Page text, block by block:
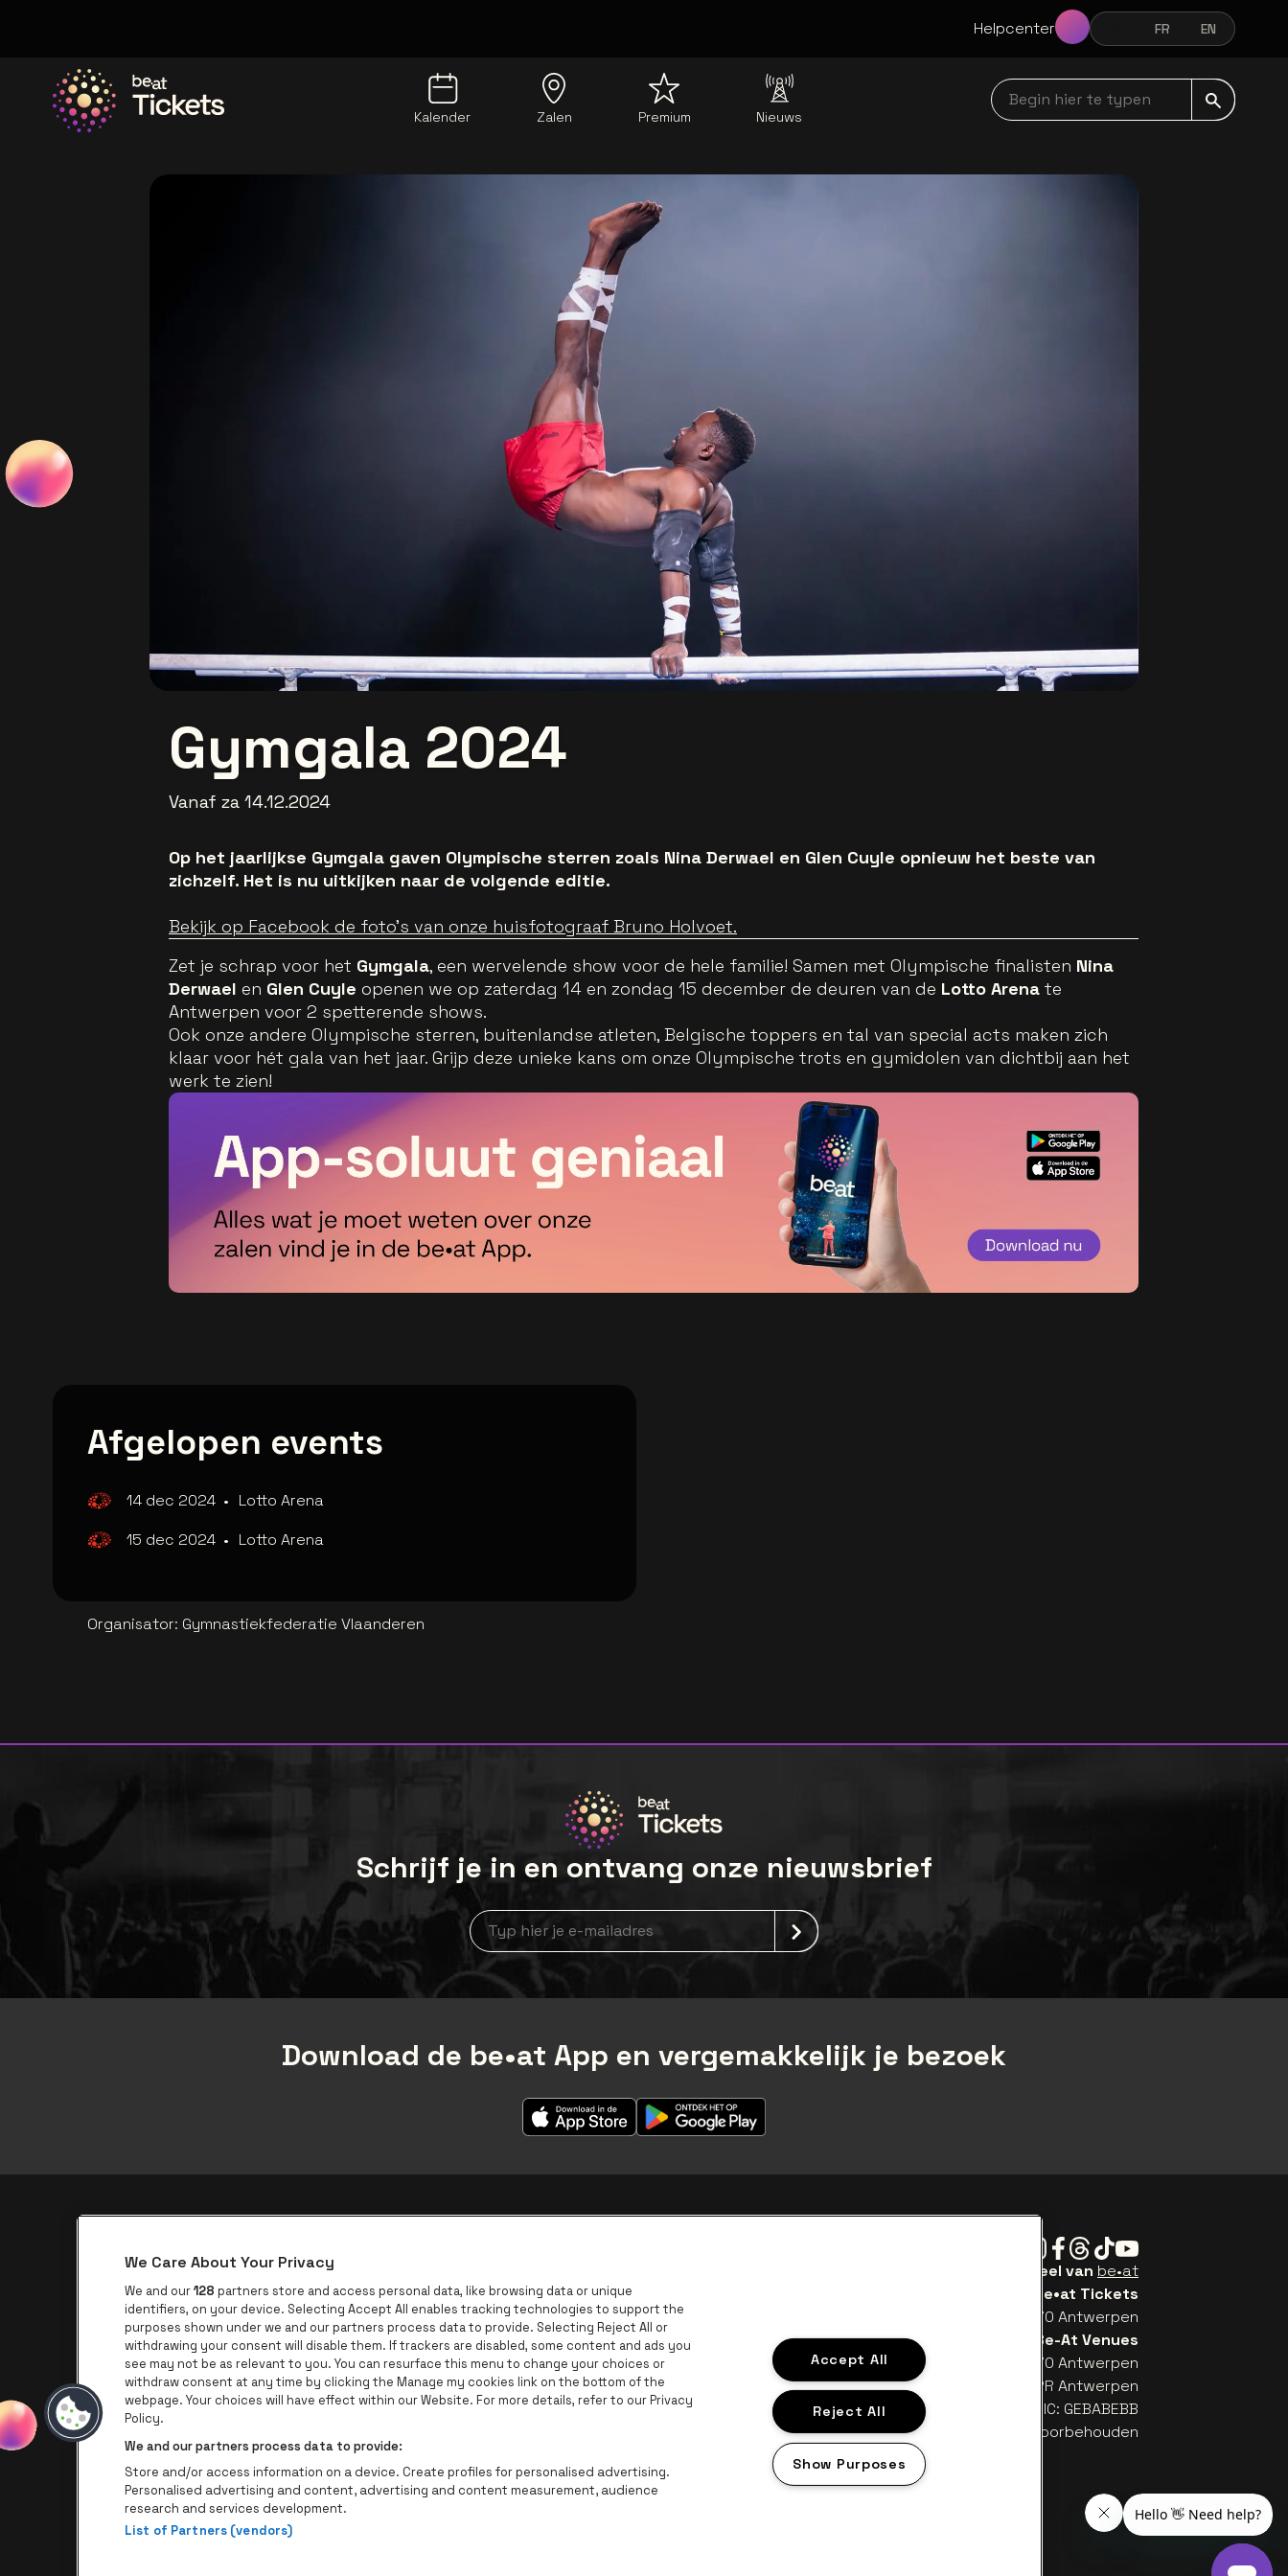
Helpcenter NEDERLANDSFRANÇAIS
FR ENGLISH
EN
Kalender Zalen Premium Nieuws
Begin hier te typen navbar
Gymgala 2024
Vanaf za 14.12.2024
Op het jaarlijkse Gymgala gaven Olympische sterren zoals Nina Derwael en Glen Cuyle opnieuw het beste van
zichzelf. Het is nu uitkijken naar de volgende editie.
Bekijk op Facebook de foto's van onze huisfotograaf Bruno Holvoet.
Zet je schrap voor het Gymgala, een wervelende show voor de hele familie! Samen met Olympische finalisten Nina
Derwael en Glen Cuyle openen we op zaterdag 14 en zondag 15 december de deuren van de Lotto Arena te
Antwerpen voor 2 spetterende shows.
Ook onze andere Olympische sterren, buitenlandse atleten, Belgische toppers en tal van special acts maken zich
klaar voor hét gala van het jaar. Grijp deze unieke kans om onze Olympische trots en gymidolen van dichtbij aan het
werk te zien!
Afgelopen events
14 dec 2024 • Lotto Arena
15 dec 2024 • Lotto Arena
Organisator: Gymnastiekfederatie Vlaanderen
Schrijf je in en ontvang onze nieuwsbrief
Nieuwsbrief aanmelding
Download de be•at App en vergemakkelijk je bezoek
be•at app
be•at Corporate
be•at Business
Groepen
Helpcenter
Contact
Instagram
Facebook
Threads
TiktokYoutube
Be•at Tickets is een deel van be•at
be•at Tickets
Schijnpoortweg 119, 2170 Antwerpen
Be-At Venues
Schijnpoortweg 119, 2170 Antwerpen
BTW (BE) 0461.051.688 - RPR Antwerpen
BNP Paribas Fortis - IBAN: BE93 2200 4925 0067 - BIC: GEBABEBB
© be•at - Alle rechten voorbehouden
We Care About Your Privacy
We and our128 partners store and access personal data, like browsing data or unique
identifiers, on your device. Selecting Accept All enables tracking technologies to support the
purposes shown under we and our partners process data to provide. Selecting Reject All or
withdrawing your consent will disable them. If trackers are disabled, some content and ads you
see may not be as relevant to you. You can resurface this menu to change your choices or
withdraw consent at any time by clicking the Manage my cookies link on the bottom of the
webpage. Your choices will have effect within our Website. For more details, refer to our Privacy
Policy.
We and our partners process data to provide:
Store and/or access information on a device. Create profiles for personalised advertising.
Personalised advertising and content, advertising and content measurement, audience
research and services development.
List of Partners (vendors)
Accept All
Reject All
Show Purposes